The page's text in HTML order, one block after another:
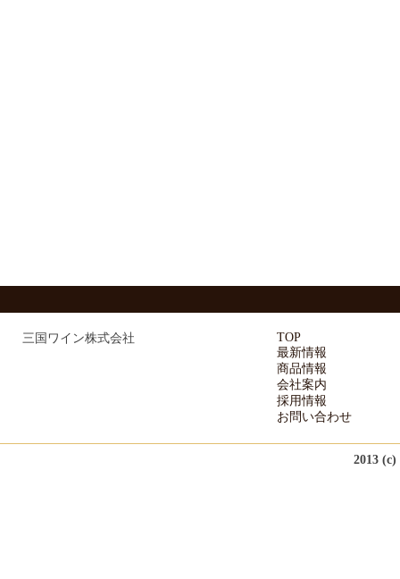
三国ワイン株式会社
TOP
最新情報
商品情報
会社案内
採用情報
お問い合わせ
2013